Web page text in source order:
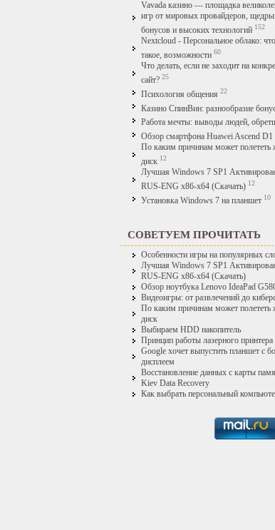
Vavada казино — площадка
игр от мировых провайдеров,
бонусов и высоких технологий 152
Nextcloud - Персональное облако:
такое, возможности 60
Что делать, если не заходит на
сайт? 25
Психология общения 22
Казино СпинВин: разнообразие
Работа мечты: выводы людей,
Обзор смартфона Huawei Ascend D1
По каким причинам может полететь
диск 12
Лучшая Windows 7 SP1
RUS-ENG x86-x64 (Скачать) 12
Установка Windows 7 на планшет 10
СОВЕТУЕМ ПРОЧИТАТЬ
Особенности игры на популярных
Лучшая Windows 7 SP1
RUS-ENG x86-x64 (Скачать)
Обзор ноутбука Lenovo IdeaPad
Видеоигры: от развлечений до
По каким причинам может полететь
диск
Выбираем HDD накопитель
Принцип работы лазерного принтера
Google хочет выпустить планшет с
дисплеем
Восстановление данных с карты
Kiev Data Recovery
Как выбрать персональный